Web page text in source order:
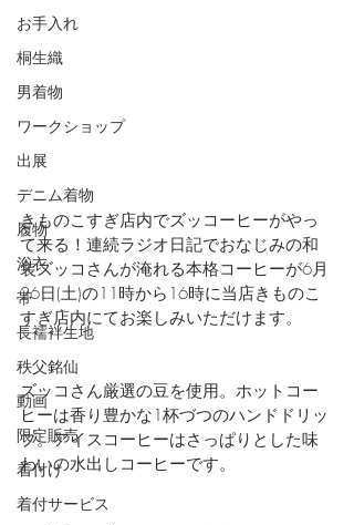
お手入れ
桐生織
男着物
ワークショップ
出展
デニム着物
履物
浴衣
帯
長襦袢生地
秩父銘仙
動画
限定販売
着付け
着付サービス
きものこすぎ店内でズッコーヒーがやっ
て来る！連続ラジオ日記でおなじみの和
装ズッコさんが淹れる本格コーヒーが6月
26日(土)の11時から16時に当店きものこ
すぎ店内にてお楽しみいただけます。
ズッコさん厳選の豆を使用。ホットコー
ヒーは香り豊かな1杯づつのハンドドリッ
プ。アイスコーヒーはさっぱりとした味
わいの水出しコーヒーです。